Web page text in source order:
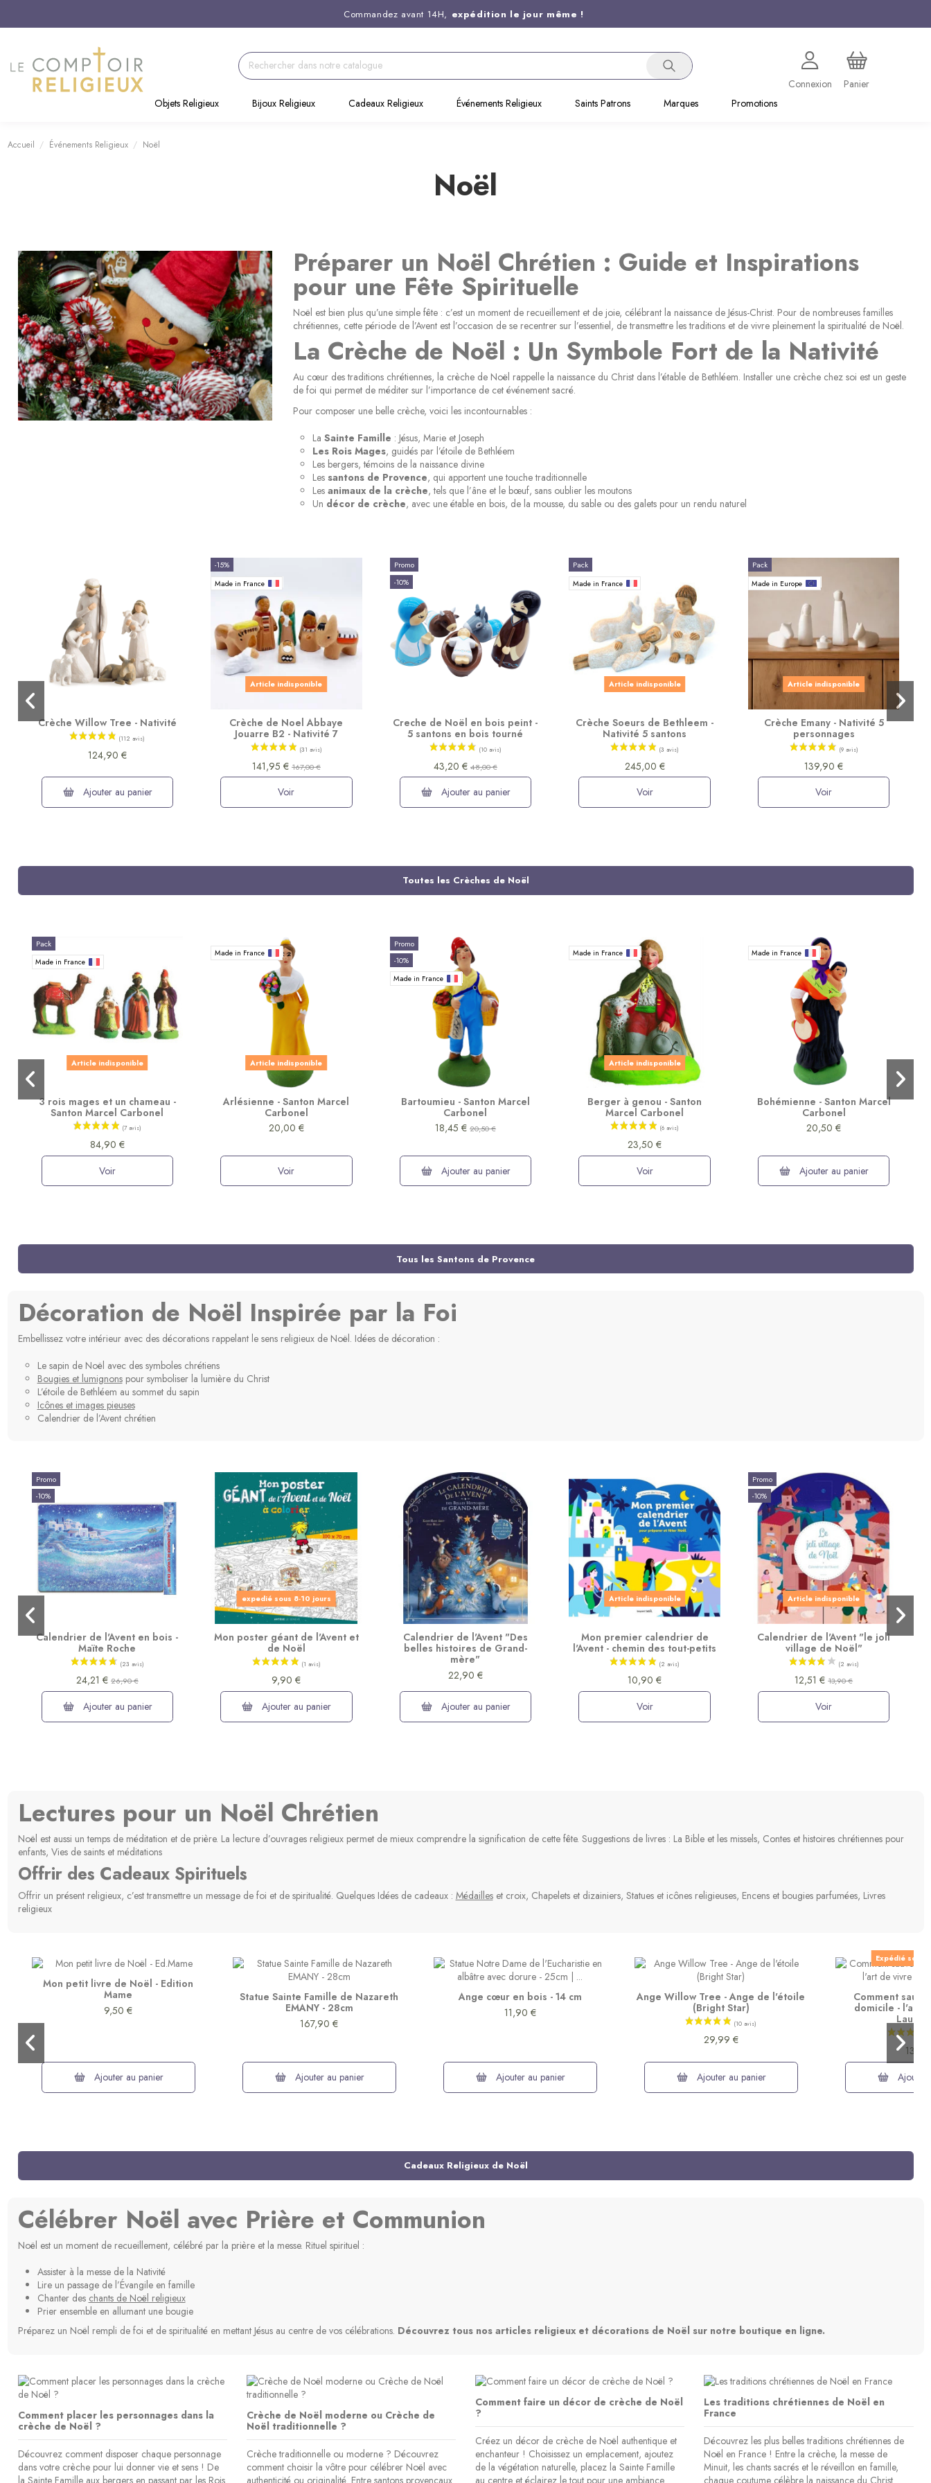
Commandez avant 14H, expédition le jour même !
Entreprise Française familiale
Support client disponible au 03 20 24 74 15
Connexion
Panier
Objets Religieux
Bijoux Religieux Cadeaux Religieux Événements Religieux Saints Patrons Marques Promotions
Accueil Événements Religieux Noël
Noël
Préparer un Noël Chrétien : Guide et Inspirations
pour une Fête Spirituelle
Noël est bien plus qu’une simple fête : c’est un moment de recueillement et de joie, célébrant la naissance de Jésus-Christ. Pour de nombreuses familles
chrétiennes, cette période de l’Avent est l’occasion de se recentrer sur l’essentiel, de transmettre les traditions et de vivre pleinement la spiritualité de Noël.
La Crèche de Noël : Un Symbole Fort de la Nativité
Au cœur des traditions chrétiennes, la crèche de Noël rappelle la naissance du Christ dans l’étable de Bethléem. Installer une crèche chez soi est un geste
de foi qui permet de méditer sur l’importance de cet événement sacré.
Pour composer une belle crèche, voici les incontournables :
La Sainte Famille : Jésus, Marie et Joseph
Les Rois Mages, guidés par l’étoile de Bethléem
Les bergers, témoins de la naissance divine
Les santons de Provence, qui apportent une touche traditionnelle
Les animaux de la crèche, tels que l’âne et le bœuf, sans oublier les moutons
Un décor de crèche, avec une étable en bois, de la mousse, du sable ou des galets pour un rendu naturel
Crèche Willow Tree - Nativité
124,90 €
Ajouter au panier
-15%
Made in France
Article indisponible
Crèche de Noel Abbaye
Jouarre B2 - Nativité 7
141,95 € 167,00 €
Voir
Promo
-10%
Creche de Noël en bois peint -
5 santons en bois tourné
43,20 € 48,00 €
Ajouter au panier
Pack
Made in France
Article indisponible
Crèche Soeurs de Bethleem -
Nativité 5 santons
245,00 €
Voir
Pack
Made in Europe
Article indisponible
Crèche Emany - Nativité 5
personnages
139,90 €
Voir
Toutes les Crèches de Noël
Pack
Made in France
Article indisponible
3 rois mages et un chameau -
Santon Marcel Carbonel
84,90 €
Voir
Made in France
Article indisponible
Arlésienne - Santon Marcel
Carbonel
20,00 €
Voir
Promo
-10%
Made in France
Bartoumieu - Santon Marcel
Carbonel
18,45 € 20,50 €
Ajouter au panier
Made in France
Article indisponible
Berger à genou - Santon
Marcel Carbonel
23,50 €
Voir
Made in France
Bohémienne - Santon Marcel
Carbonel
20,50 €
Ajouter au panier
Bouquetière - Santon Marcel
Carbonel
-10%
-10%
Made in France
Tous les Santons de Provence
Décoration de Noël Inspirée par la Foi
Embellissez votre intérieur avec des décorations rappelant le sens religieux de Noël. Idées de décoration :
Le sapin de Noël avec des symboles chrétiens
Bougies et lumignonspour symboliser la lumière du Christ
L’étoile de Bethléem au sommet du sapin
Icônes et images pieuses
Calendrier de l’Avent chrétien
Promo
-10%
Calendrier de l'Avent en bois -
Maïte Roche
24,21 € 26,90 €
Ajouter au panier
expedié sous 8-10 jours
Mon poster géant de l'Avent et
de Noël
9,90 €
Ajouter au panier
Calendrier de l'Avent "Des
belles histoires de Grand-
mère"
22,90 €
Ajouter au panier
Article indisponible
Mon premier calendrier de
l'Avent - chemin des tout-petits
10,90 €
Voir
Promo
-10%
Article indisponible
Calendrier de l'Avent "le joli
village de Noël"
12,51 €13,90 €
Voir
Lectures pour un Noël Chrétien
Noël est aussi un temps de méditation et de prière. La lecture d’ouvrages religieux permet de mieux comprendre la signification de cette fête. Suggestions de livres : La Bible et les missels, Contes et histoires chrétiennes pour
enfants, Vies de saints et méditations
Offrir des Cadeaux Spirituels
Offrir un présent religieux, c’est transmettre un message de foi et de spiritualité. Quelques Idées de cadeaux : Médailleset croix, Chapelets et dizainiers, Statues et icônes religieuses, Encens et bougies parfumées, Livres
religieux
Mon petit livre de Noël - Edition
Mame
9,50 €
Ajouter au panier
Statue Sainte Famille de Nazareth
EMANY - 28cm
167,90 €
Ajouter au panier
Ange cœur en bois - 14 cm
11,90 €
Ajouter au panier
Ange Willow Tree - Ange de l'étoile
(Bright Star)
29,99 €
Ajouter au panier
Expédié sous
Comment
domicile - l'art
Ajouter
Expédié sous 15 jours
Mon calendrier en pop-up pour
attendre Noël
pour notre couple
Ajouter au panier
Crèche Noël dorée
Ajouter au panier
Sainte Famille
Voir
La Bible en 1001 briques LEGO
(nouveau testament)
Ajouter au panier
(ancien testament)
Ajouter au panier
-20%
SAINTE FAMILLE
Ajouter au panier
-10%
Ajouter au panier
-10%
Statue Willow Tree - Envol (Soar)
Ajouter au panier
Nativité 3 santons BLANC
Voir
Ajouter au panier
personnages
-15%
Cadeaux Religieux de Noël
Célébrer Noël avec Prière et Communion
Noël est un moment de recueillement, célébré par la prière et la messe. Rituel spirituel :
Assister à la messe de la Nativité
Lire un passage de l’Évangile en famille
Chanter des chants de Noël religieux
Prier ensemble en allumant une bougie
Préparez un Noël rempli de foi et de spiritualité en mettant Jésus au centre de vos célébrations. Découvrez tous nos articles religieux et décorations de Noël sur notre boutique en ligne.
Comment placer les personnages dans la
crèche de Noël ?
Découvrez comment disposer chaque personnage
dans votre crèche pour lui donner vie et sens ! De
la Sainte Famille aux bergers en passant par les Rois
Crèche de Noël moderne ou Crèche de
Noël traditionnelle ?
Crèche traditionnelle ou moderne ? Découvrez
comment choisir la vôtre pour célébrer Noël avec
authenticité ou originalité. Entre santons provençaux
Comment faire un décor de crèche de Noël
?
Créez un décor de crèche de Noël authentique et
enchanteur ! Choisissez un emplacement, ajoutez
de la végétation naturelle, placez la Sainte Famille
au centre et éclairez le tout pour une ambiance
Les traditions chrétiennes de Noël en
France
Découvrez les plus belles traditions chrétiennes de
Noël en France ! Entre la crèche, la messe de
Minuit, les chants sacrés et le réveillon en famille,
chaque coutume célèbre la naissance du Christ